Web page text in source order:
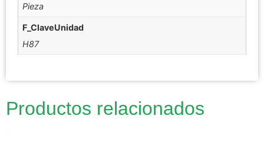
Pieza
F_ClaveUnidad
H87
Productos relacionados